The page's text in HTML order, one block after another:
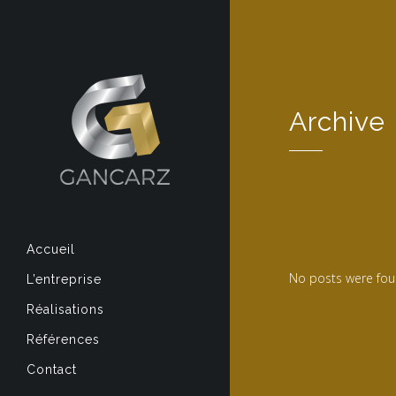
Accueil
L’entreprise
Réalisations
Références
Contact
Archive
No posts were